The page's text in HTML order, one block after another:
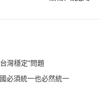
灣穩定”問題
必須統一也必然統一